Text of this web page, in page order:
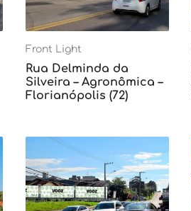
Front Light
Rua Delminda da
Silveira – Agronômica –
Florianópolis (72)